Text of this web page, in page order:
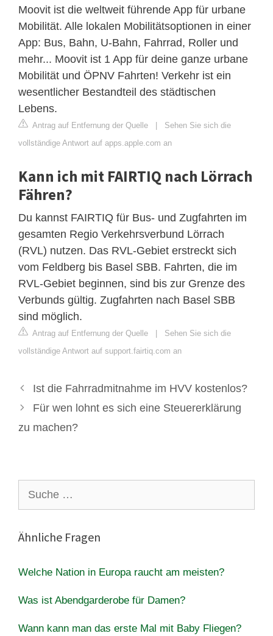
Moovit ist die weltweit führende App für urbane
Mobilität. Alle lokalen Mobilitätsoptionen in einer
App: Bus, Bahn, U-Bahn, Fahrrad, Roller und
mehr... Moovit ist 1 App für deine ganze urbane
Mobilität und ÖPNV Fahrten! Verkehr ist ein
wesentlicher Bestandteil des städtischen
Lebens.
Antrag auf Entfernung der Quelle | Sehen Sie sich die
vollständige Antwort auf apps.apple.com an
Kann ich mit FAIRTIQ nach Lörrach
Fähren?
Du kannst FAIRTIQ für Bus- und Zugfahrten im
gesamten Regio Verkehrsverbund Lörrach
(RVL) nutzen. Das RVL-Gebiet erstreckt sich
vom Feldberg bis Basel SBB. Fahrten, die im
RVL-Gebiet beginnen, sind bis zur Grenze des
Verbunds gültig. Zugfahrten nach Basel SBB
sind möglich.
Antrag auf Entfernung der Quelle | Sehen Sie sich die
vollständige Antwort auf support.fairtiq.com an
Ist die Fahrradmitnahme im HVV kostenlos?
Für wen lohnt es sich eine Steuererklärung
zu machen?
nach:
Ähnliche Fragen
Welche Nation in Europa raucht am meisten?
Was ist Abendgarderobe für Damen?
Wann kann man das erste Mal mit Baby Fliegen?